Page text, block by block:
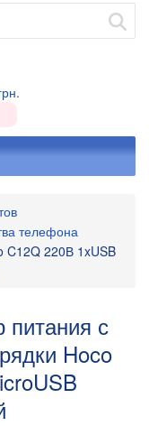
телефона
C12Q 220В 1xUSB
питания с
Hoco